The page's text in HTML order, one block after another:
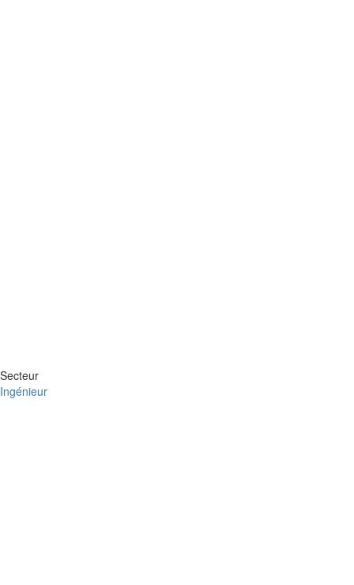
Secteur
Ingénieur